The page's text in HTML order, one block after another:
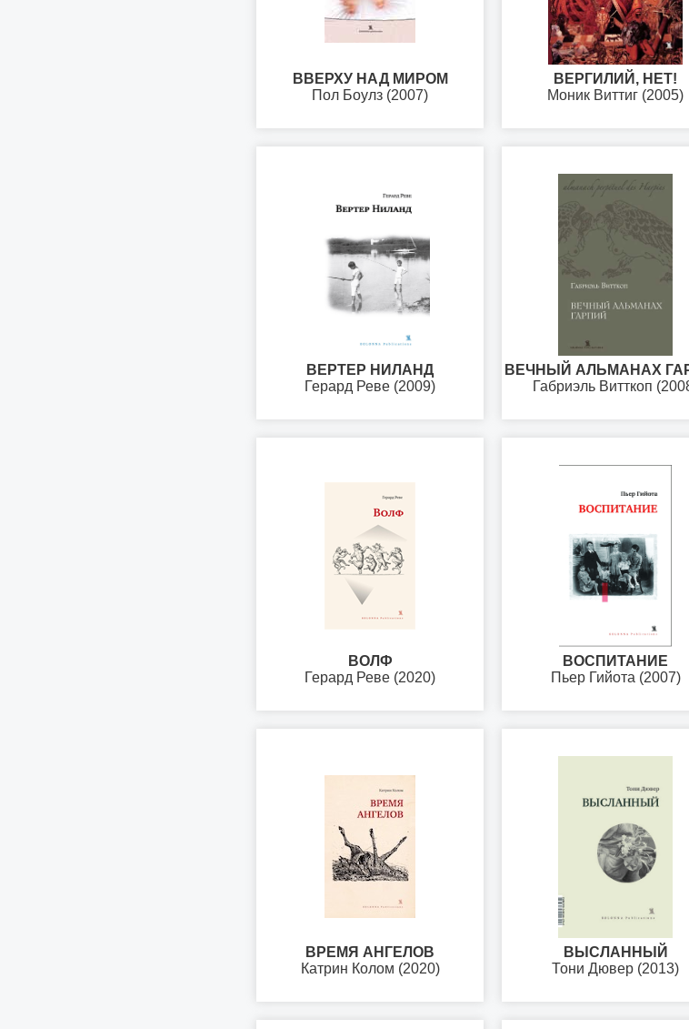
ВВЕРХУ НАД МИРОМ
Пол Боулз (2007)
ВЕРГИЛИЙ, НЕТ!
Моник Виттиг (2005)
ВЕРТЕР НИЛАНД
Герард Реве (2009)
ВЕЧНЫЙ АЛЬМАНАХ
Габриэль Витткоп
ВОЛФ
Герард Реве (2020)
ВОСПИТАНИЕ
Пьер Гийота (2007)
ВРЕМЯ АНГЕЛОВ
Катрин Колом (2020)
ВЫСЛАННЫЙ
Тони Дювер (2013)